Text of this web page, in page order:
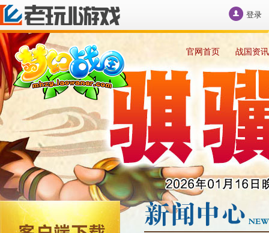
登录
官网首页 战国资讯